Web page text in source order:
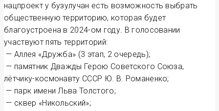
нацпроект у бузулучан есть возможность выбрать
общественную территорию, которая будет
благоустроена в 2024-ом году. В голосовании
участвуют пять территорий:
— Аллея «Дружба» (3 этап, 2 очередь);
— памятник Дважды Герою Советского Союза,
лётчику-космонавту СССР Ю. В. Романенко;
— парк имени Льва Толстого;
— сквер «Никольский»;